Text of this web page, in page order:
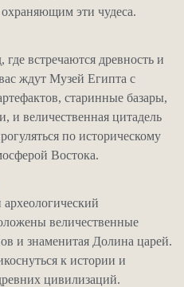
эти чудеса.
встречаются древность и
ждут Музей Египта с
старинные базары,
и величественная цитадель
по историческому
Востока.
величественные
и знаменитая Долина царей.
к истории и
цивилизаций.